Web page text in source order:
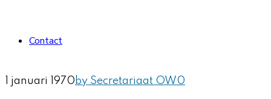
Contact
1 januari 1970 by Secretariaat OW0